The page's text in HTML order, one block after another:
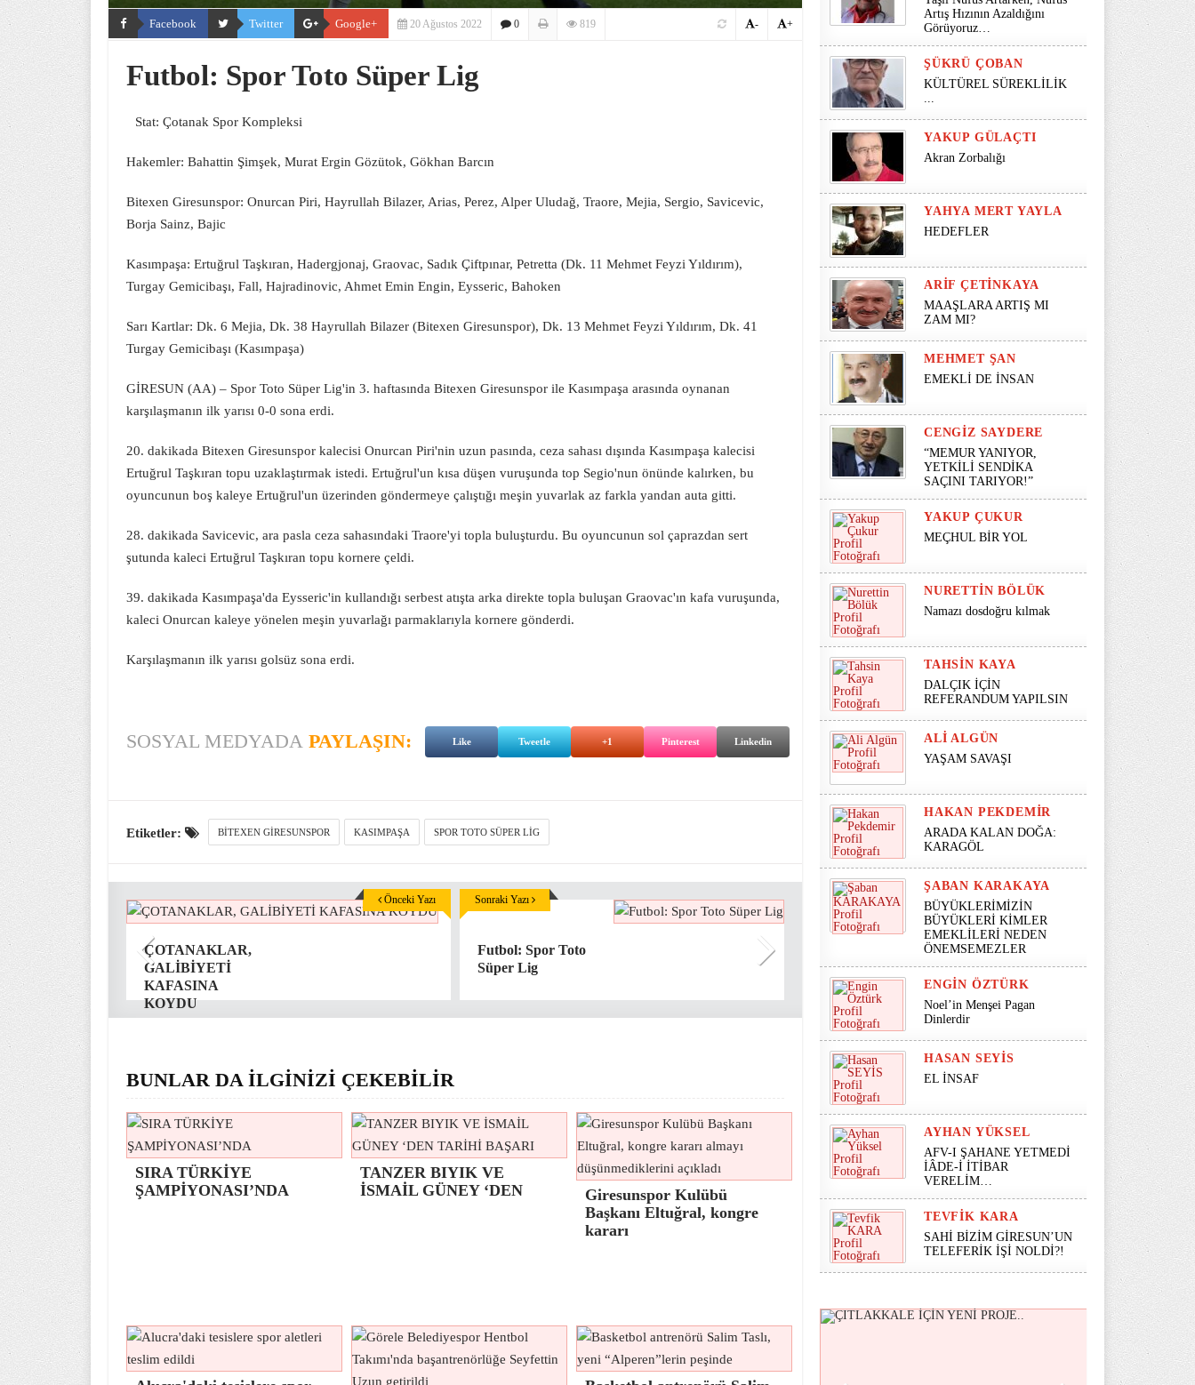
Facebook Twitter Google+ 20 Ağustos 2022 0 819 +
-
Futbol: Spor Toto Süper Lig
Stat: Çotanak Spor Kompleksi
Hakemler: Bahattin Şimşek, Murat Ergin Gözütok, Gökhan Barcın
Bitexen Giresunspor: Onurcan Piri, Hayrullah Bilazer, Arias, Perez, Alper Uludağ, Traore, Mejia, Sergio, Savicevic,
Borja Sainz, Bajic
Kasımpaşa: Ertuğrul Taşkıran, Hadergjonaj, Graovac, Sadık Çiftpınar, Petretta (Dk. 11 Mehmet Feyzi Yıldırım),
Turgay Gemicibaşı, Fall, Hajradinovic, Ahmet Emin Engin, Eysseric, Bahoken
Sarı Kartlar: Dk. 6 Mejia, Dk. 38 Hayrullah Bilazer (Bitexen Giresunspor), Dk. 13 Mehmet Feyzi Yıldırım, Dk. 41
Turgay Gemicibaşı (Kasımpaşa)
GİRESUN (AA) – Spor Toto Süper Lig'in 3. haftasında Bitexen Giresunspor ile Kasımpaşa arasında oynanan
karşılaşmanın ilk yarısı 0-0 sona erdi.
20. dakikada Bitexen Giresunspor kalecisi Onurcan Piri'nin uzun pasında, ceza sahası dışında Kasımpaşa kalecisi
Ertuğrul Taşkıran topu uzaklaştırmak istedi. Ertuğrul'un kısa düşen vuruşunda top Segio'nun önünde kalırken, bu
oyuncunun boş kaleye Ertuğrul'un üzerinden göndermeye çalıştığı meşin yuvarlak az farkla yandan auta gitti.
28. dakikada Savicevic, ara pasla ceza sahasındaki Traore'yi topla buluşturdu. Bu oyuncunun sol çaprazdan sert
şutunda kaleci Ertuğrul Taşkıran topu kornere çeldi.
39. dakikada Kasımpaşa'da Eysseric'in kullandığı serbest atışta arka direkte topla buluşan Graovac'ın kafa vuruşunda,
kaleci Onurcan kaleye yönelen meşin yuvarlağı parmaklarıyla kornere gönderdi.
Karşılaşmanın ilk yarısı golsüz sona erdi.
SOSYAL MEDYADA PAYLAŞIN: Like Tweetle +1 Pinterest Linkedin
Etiketler: BITEXEN GIRESUNSPOR KASIMPAŞA SPOR TOTO SÜPER LIG
ÇOTANAKLAR,
GALİBİYETİ
KAFASINA
KOYDU
Önceki Yazı
Futbol: Spor Toto
Süper Lig
Sonraki Yazı
BUNLAR DA İLGİNİZİ ÇEKEBİLİR
SIRA TÜRKİYE
ŞAMPİYONASI’NDA
TANZER BIYIK VE
İSMAİL GÜNEY ‘DEN
Giresunspor Kulübü
Başkanı Eltuğral, kongre
kararı
Artış Hızının Azaldığını
Görüyoruz…
ŞÜKRÜ ÇOBAN
KÜLTÜREL SÜREKLİLİK
...
YAKUP GÜLAÇTI
Akran Zorbalığı
YAHYA MERT YAYLA
HEDEFLER
ARIF ÇETINKAYA
MAAŞLARA ARTIŞ MI
ZAM MI?
MEHMET ŞAN
EMEKLİ DE İNSAN
CENGIZ SAYDERE
“MEMUR YANIYOR,
YETKİLİ SENDİKA
SAÇINI TARIYOR!”
YAKUP ÇUKUR
MEÇHUL BİR YOL
NURETTIN BÖLÜK
Namazı dosdoğru kılmak
TAHSIN KAYA
DALÇIK İÇİN
REFERANDUM YAPILSIN
ALI ALGÜN
YAŞAM SAVAŞI
HAKAN PEKDEMIR
ARADA KALAN DOĞA:
KARAGÖL
ŞABAN KARAKAYA
BÜYÜKLERİMİZİN
BÜYÜKLERİ KİMLER
EMEKLİLERİ NEDEN
ÖNEMSEMEZLER
ENGIN ÖZTÜRK
Noel’in Menşei Pagan
Dinlerdir
HASAN SEYİS
EL İNSAF
AYHAN YÜKSEL
AFV-I ŞAHANE YETMEDİ
İÂDE-İ İTİBAR
VERELİM…
TEVFIK KARA
SAHİ BİZİM GİRESUN’UN
TELEFERİK İŞİ NOLDİ?!